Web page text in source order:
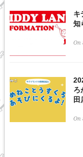
キ
知
On
ろ
田
On